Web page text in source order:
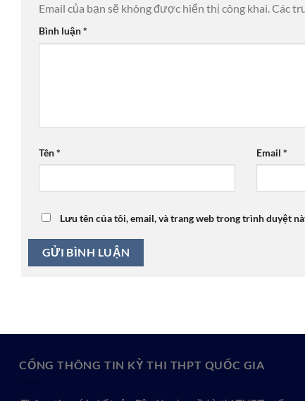
Email của bạn sẽ không được hiển thị công khai.Các
Bình luận*
Tên* Email*
Lưu tên của tôi, email, và trang web trong trình duyệt
CỔNG THÔNG TIN KỲ THI THPT QUỐC GIA